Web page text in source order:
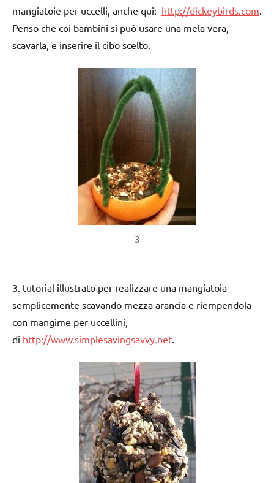
mangiatoie per uccelli, anche qui: http://dickeybirds.com
Penso che coi bambini si può usare una mela vera,
scavarla, e inserire il cibo scelto.
3
3. tutorial illustrato per realizzare una mangiatoia
semplicemente scavando mezza arancia e riempendola
con mangime per uccellini,
di http://www.simplesavingsavvy.net